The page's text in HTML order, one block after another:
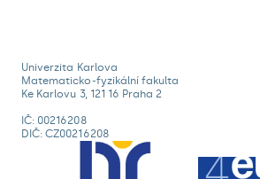
Univerzita Karlova
Matematicko-fyzikální fakulta
Ke Karlovu 3, 121 16 Praha 2
IČ: 00216208
DIČ: CZ00216208